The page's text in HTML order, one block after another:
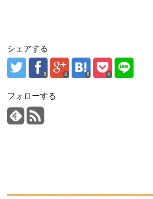
シェアする
0 0
フォローする